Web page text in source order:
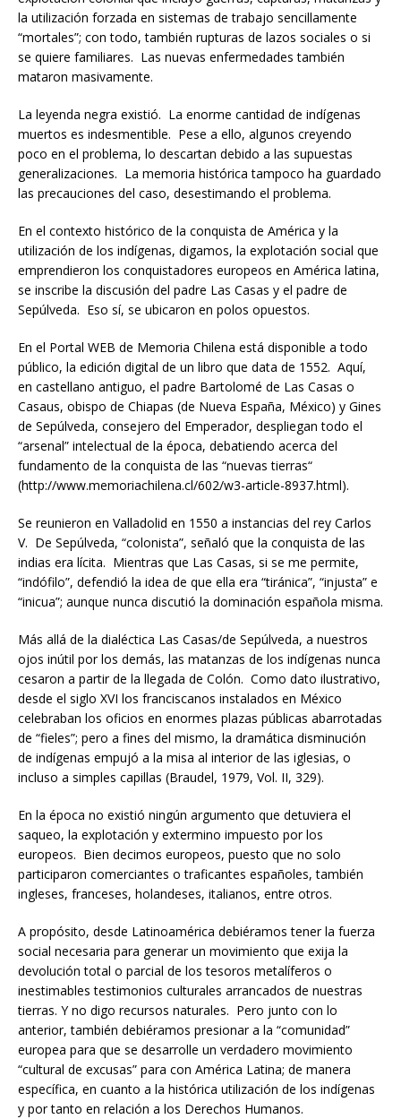
la utilización forzada en sistemas de trabajo sencillamente
“mortales”; con todo, también rupturas de lazos sociales o si
se quiere familiares. Las nuevas enfermedades también
mataron masivamente.
La leyenda negra existió. La enorme cantidad de indígenas
muertos es indesmentible. Pese a ello, algunos creyendo
poco en el problema, lo descartan debido a las supuestas
generalizaciones. La memoria histórica tampoco ha guardado
las precauciones del caso, desestimando el problema.
En el contexto histórico de la conquista de América y la
utilización de los indígenas, digamos, la explotación social que
emprendieron los conquistadores europeos en América latina,
se inscribe la discusión del padre Las Casas y el padre de
Sepúlveda. Eso sí, se ubicaron en polos opuestos.
En el Portal WEB de Memoria Chilena está disponible a todo
público, la edición digital de un libro que data de 1552. Aquí,
en castellano antiguo, el padre Bartolomé de Las Casas o
Casaus, obispo de Chiapas (de Nueva España, México) y Gines
de Sepúlveda, consejero del Emperador, despliegan todo el
“arsenal” intelectual de la época, debatiendo acerca del
fundamento de la conquista de las “nuevas tierras“
(http://www.memoriachilena.cl/602/w3-article-8937.html).
Se reunieron en Valladolid en 1550 a instancias del rey Carlos
V. De Sepúlveda, “colonista”, señaló que la conquista de las
indias era lícita. Mientras que Las Casas, si se me permite,
“indófilo”, defendió la idea de que ella era “tiránica”, “injusta” e
“inicua”; aunque nunca discutió la dominación española misma.
Más allá de la dialéctica Las Casas/de Sepúlveda, a nuestros
ojos inútil por los demás, las matanzas de los indígenas nunca
cesaron a partir de la llegada de Colón. Como dato ilustrativo,
desde el siglo XVI los franciscanos instalados en México
celebraban los oficios en enormes plazas públicas abarrotadas
de “fieles”; pero a fines del mismo, la dramática disminución
de indígenas empujó a la misa al interior de las iglesias, o
incluso a simples capillas (Braudel, 1979, Vol. II, 329).
En la época no existió ningún argumento que detuviera el
saqueo, la explotación y extermino impuesto por los
europeos. Bien decimos europeos, puesto que no solo
participaron comerciantes o traficantes españoles, también
ingleses, franceses, holandeses, italianos, entre otros.
A propósito, desde Latinoamérica debiéramos tener la fuerza
social necesaria para generar un movimiento que exija la
devolución total o parcial de los tesoros metalíferos o
inestimables testimonios culturales arrancados de nuestras
tierras. Y no digo recursos naturales. Pero junto con lo
anterior, también debiéramos presionar a la “comunidad”
europea para que se desarrolle un verdadero movimiento
“cultural de excusas” para con América Latina; de manera
específica, en cuanto a la histórica utilización de los indígenas
y por tanto en relación a los Derechos Humanos.